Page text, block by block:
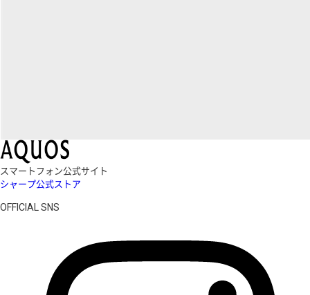
スマートフォン公式サイト
シャープ公式ストア
OFFICIAL SNS